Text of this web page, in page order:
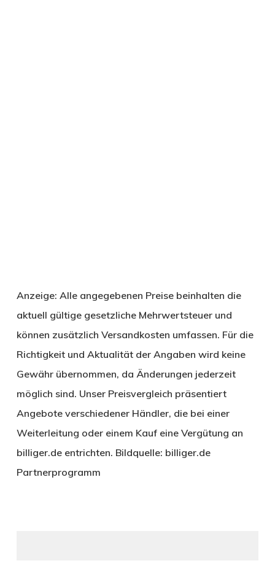
Anzeige: Alle angegebenen Preise beinhalten die
aktuell gültige gesetzliche Mehrwertsteuer und
können zusätzlich Versandkosten umfassen. Für die
Richtigkeit und Aktualität der Angaben wird keine
Gewähr übernommen, da Änderungen jederzeit
möglich sind. Unser Preisvergleich präsentiert
Angebote verschiedener Händler, die bei einer
Weiterleitung oder einem Kauf eine Vergütung an
billiger.de entrichten. Bildquelle: billiger.de
Partnerprogramm